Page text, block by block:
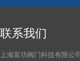
联系我们
上海富功阀门科技有限公司